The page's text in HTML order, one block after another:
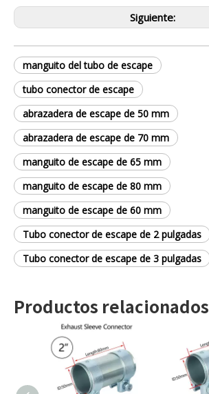
Siguiente:
manguito del tubo de escape
tubo conector de escape
abrazadera de escape de 50 mm
abrazadera de escape de 70 mm
manguito de escape de 65 mm
manguito de escape de 80 mm
manguito de escape de 60 mm
Tubo conector de escape de 2 pulgadas
Tubo conector de escape de 3 pulgadas
Productos relacionados